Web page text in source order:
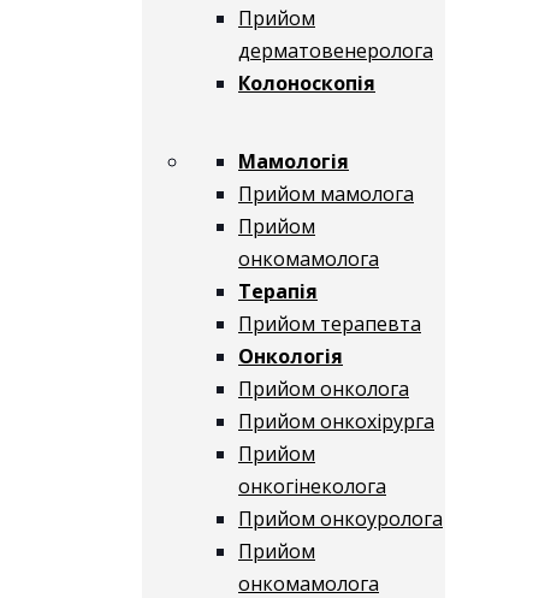
Прийом
дерматовенеролога
Колоноскопія
Мамологія
Прийом мамолога
Прийом
онкомамолога
Терапія
Прийом терапевта
Онкологія
Прийом онколога
Прийом онкохірурга
Прийом
онкогінеколога
Прийом онкоуролога
Прийом
онкомамолога